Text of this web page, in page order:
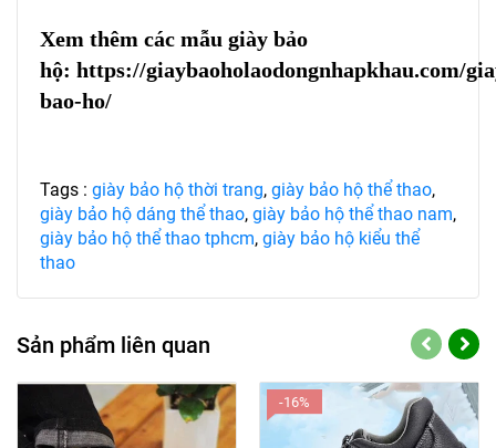
Xem thêm các mẫu giày bảo
hộ: https://giaybaoholaodongnhapkhau.com/
bao-ho/
Tags : giày bảo hộ thời trang, giày bảo hộ thể thao,
giày bảo hộ dáng thể thao, giày bảo hộ thể thao nam,
giày bảo hộ thể thao tphcm, giày bảo hộ kiểu thể
thao
Sản phẩm liên quan
-16%